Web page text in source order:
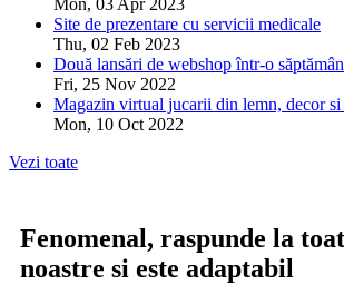
Site de prezentare cu servicii medicale
Thu, 02 Feb 2023
Două lansări de webshop într-o
Fri, 25 Nov 2022
Magazin virtual jucarii din lemn, decor
Mon, 10 Oct 2022
Vezi toate
Fenomenal, raspunde la
noastre si este adaptabil